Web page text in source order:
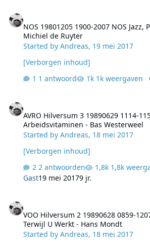
alleen vandaag) een origineel uniek
maar 1 van. Echt waar. En jij kunt
NOS 19801205 1900-2007 NOS Jazz,
Michiel de Ruyter
Started byAndreas, 19 mei 2017
[Verborgen inhoud]
1 antwoord
1k weergaven
AVRO Hilversum 3 19890629 1114-
Arbeidsvitaminen - Bas Westerweel
Started byAndreas, 18 mei 2017
[Verborgen inhoud]
2 antwoorden
1,8k
Gast19 mei 20179 jr.
VOO Hilversum 2 19890628 0859-
Terwijl U Werkt - Hans Mondt
Started byAndreas, 18 mei 2017